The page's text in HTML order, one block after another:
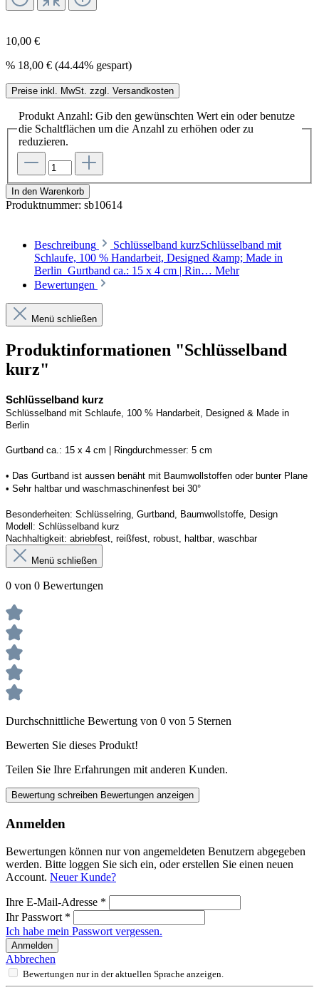
10,00 €
% 18,00 € (44.44% gespart)
Preise inkl. MwSt. zzgl. Versandkosten
Produkt Anzahl: Gib den gewünschten Wert ein oder benutze
die Schaltflächen um die Anzahl zu erhöhen oder zu
reduzieren.
In den Warenkorb
Produktnummer: sb10614
Beschreibung
Schlüsselband kurzSchlüsselband mit
Schlaufe, 100 % Handarbeit, Designed &amp; Made in
Berlin Gurtband ca.: 15 x 4 cm | Rin… Mehr
Bewertungen
Menü schließen
Produktinformationen "Schlüsselband
kurz"
Schlüsselband kurz
Schlüsselband mit Schlaufe, 100 % Handarbeit, Designed & Made in
Berlin
Gurtband ca.: 15 x 4 cm | Ringdurchmesser: 5 cm
• Das Gurtband ist aussen benäht mit Baumwollstoffen oder bunter Plane
• Sehr haltbar und waschmaschinenfest bei 30°
Besonderheiten: Schlüsselring, Gurtband, Baumwollstoffe, Design
Modell: Schlüsselband kurz
Nachhaltigkeit: abriebfest, reißfest, robust, haltbar, waschbar
Menü schließen
0 von 0 Bewertungen
Durchschnittliche Bewertung von 0 von 5 Sternen
Bewerten Sie dieses Produkt!
Teilen Sie Ihre Erfahrungen mit anderen Kunden.
Bewertung schreiben Bewertungen anzeigen
Anmelden
Bewertungen können nur von angemeldeten Benutzern abgegeben
werden. Bitte loggen Sie sich ein, oder erstellen Sie einen neuen
Account. Neuer Kunde?
Ihre E-Mail-Adresse *
Ihr Passwort *
Ich habe mein Passwort vergessen.
Anmelden
Abbrechen
Bewertungen nur in der aktuellen Sprache anzeigen.